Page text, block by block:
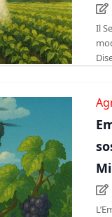
Il